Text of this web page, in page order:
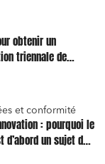
obtenir un
triennale de
et conformité
: pourquoi le
un sujet de